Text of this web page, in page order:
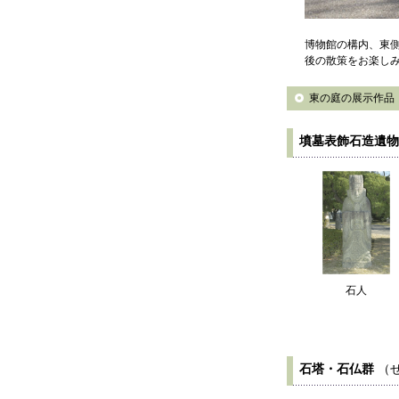
博物館の構内、東
後の散策をお楽し
東の庭の展示作品
墳墓表飾石造遺物
石人
石塔・石仏群 （